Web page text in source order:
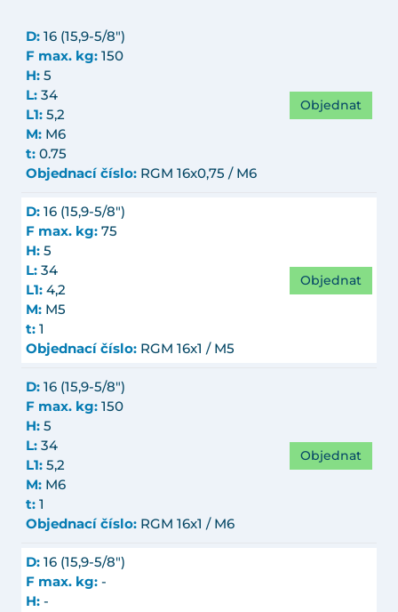
D: 16 (15,9-5/8")
F max. kg: 150
H: 5
L: 34
L1: 5,2
M: M6
t: 0.75
Objednací číslo: RGM 16x0,75 / M6
Objednat
D: 16 (15,9-5/8")
F max. kg: 75
H: 5
L: 34
L1: 4,2
M: M5
t: 1
Objednací číslo: RGM 16x1 / M5
Objednat
D: 16 (15,9-5/8")
F max. kg: 150
H: 5
L: 34
L1: 5,2
M: M6
t: 1
Objednací číslo: RGM 16x1 / M6
Objednat
D: 16 (15,9-5/8")
F max. kg: -
H: -